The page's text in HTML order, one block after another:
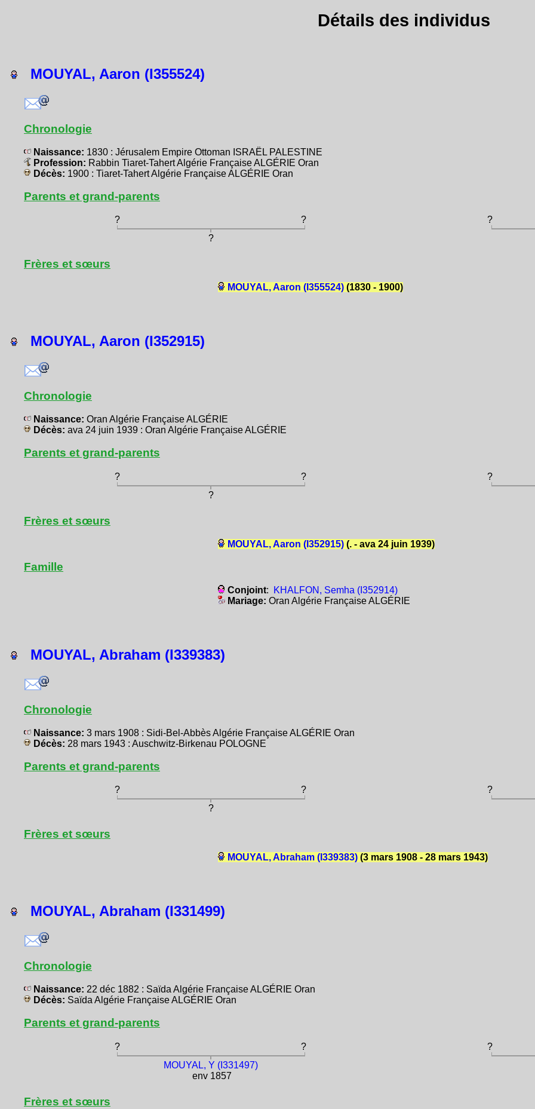
Détails des individus
MOUYAL, Aaron (I355524)
Chronologie
Naissance: 1830 : Jérusalem Empire Ottoman ISRAËL PALESTINE
Profession: Rabbin Tiaret-Tahert Algérie Française ALGÉRIE Oran
Décès: 1900 : Tiaret-Tahert Algérie Française ALGÉRIE Oran
Parents et grand-parents
? ?
?
?
Frères et sœurs
MOUYAL, Aaron (I355524) (1830 - 1900)
MOUYAL, Aaron (I352915)
Chronologie
Naissance: Oran Algérie Française ALGÉRIE
Décès: ava 24 juin 1939 : Oran Algérie Française ALGÉRIE
Parents et grand-parents
? ?
?
?
Frères et sœurs
MOUYAL, Aaron (I352915) (. - ava 24 juin 1939)
Famille
Conjoint: KHALFON, Semha (I352914)
Mariage:Oran Algérie Française ALGÉRIE
MOUYAL, Abraham (I339383)
Chronologie
Naissance: 3 mars 1908 : Sidi-Bel-Abbès Algérie Française ALGÉRIE Oran
Décès: 28 mars 1943 : Auschwitz-Birkenau POLOGNE
Parents et grand-parents
? ?
?
?
Frères et sœurs
MOUYAL, Abraham (I339383) (3 mars 1908 - 28 mars 1943)
MOUYAL, Abraham (I331499)
Chronologie
Naissance: 22 déc 1882 : Saïda Algérie Française ALGÉRIE Oran
Décès: Saïda Algérie Française ALGÉRIE Oran
Parents et grand-parents
? ?
?
MOUYAL, Y (I331497)
env 1857
Frères et sœurs